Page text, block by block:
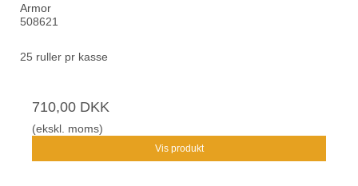
Armor
508621
25 ruller pr kasse
710,00 DKK
(ekskl. moms)
Vis produkt